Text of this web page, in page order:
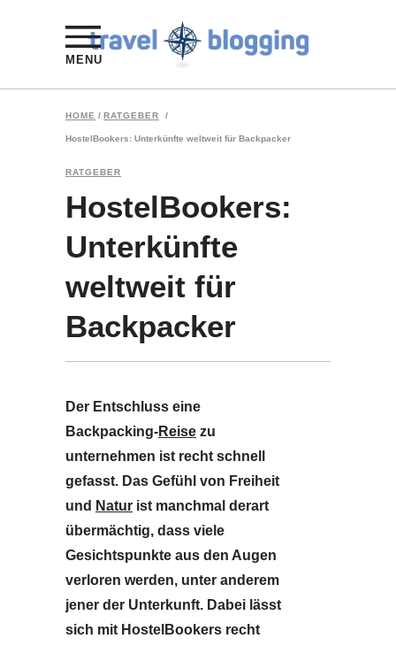
MENU
HOME / RATGEBER /
HostelBookers: Unterkünfte weltweit für Backpacker
RATGEBER
HostelBookers:
Unterkünfte
weltweit für
Backpacker
Der Entschluss eine
Backpacking-Reise zu
unternehmen ist recht schnell
gefasst. Das Gefühl von Freiheit
und Natur ist manchmal derart
übermächtig, dass viele
Gesichtspunkte aus den Augen
verloren werden, unter anderem
jener der Unterkunft. Dabei lässt
sich mit HostelBookers recht